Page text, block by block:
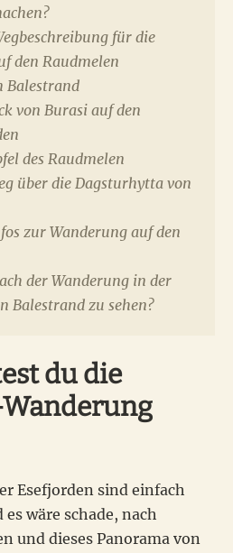
für die
den Raudmelen
Balestrand
von Burasi auf den
des Raudmelen
über die Dagsturhytta von
zur Wanderung auf den
der Wanderung in der
Balestrand zu sehen?
du die
Esefjorden sind einfach
wäre schade, nach
und dieses Panorama von